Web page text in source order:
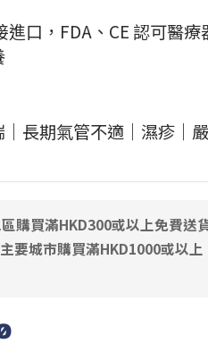
口，FDA、CE 認可醫療
長期氣管不適｜濕疹｜
購買滿HKD300或以上免費送
要城市購買滿HKD1000或以上